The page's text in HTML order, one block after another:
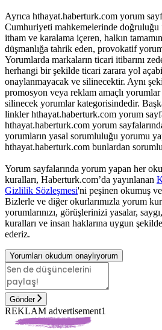
Ayrıca hthayat.haberturk.com yorum
Cumhuriyeti mahkemelerinde doğruluğu
itham ve karalama içeren, halkın
düşmanlığa tahrik eden, provokatif
Yorumlarda markaların ticari itibarını
herhangi bir şekilde ticari zarara yol
onaylanmayacak ve silinecektir. Aynı
promosyon veya reklam amaçlı
silinecek yorumlar kategorisindedir.
linkler hthayat.haberturk.com yorum
hthayat.haberturk.com yorum
yorumların yasal sorumluluğu yorumu
hthayat.haberturk.com bunlardan
Yorum sayfalarında yorum yapan her
kuralları, Haberturk.com’da yayınlanan
Gizlilik Sözleşmesi'ni peşinen okumuş
Bizlerle ve diğer okurlarımızla yorum
yorumlarınızı, görüşlerinizi yasalar,
kuralları ve insan haklarına uygun
ederiz.
Yorumları okudum onaylıyorum
Gönder
REKLAM advertisement1